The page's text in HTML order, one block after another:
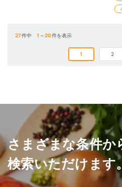
27件中1 ～20件を表示
1 2
さまざまな条件か
検索いただけます